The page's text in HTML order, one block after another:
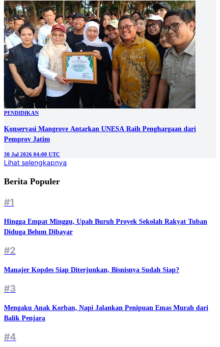
PENDIDIKAN
Konservasi Mangrove Antarkan UNESA Raih Penghargaan dari
Pemprov Jatim
30 Jul 2026 04:00 UTC
Lihat selengkapnya
Berita Populer
#1
Hingga Empat Minggu, Upah Buruh Proyek Sekolah Rakyat Tuban
Diduga Belum Dibayar
#2
Manajer Kopdes Siap Diterjunkan, Bisnisnya Sudah Siap?
#3
Mengaku Anak Korban, Napi Jalankan Penipuan Emas Murah dari
Balik Penjara
#4